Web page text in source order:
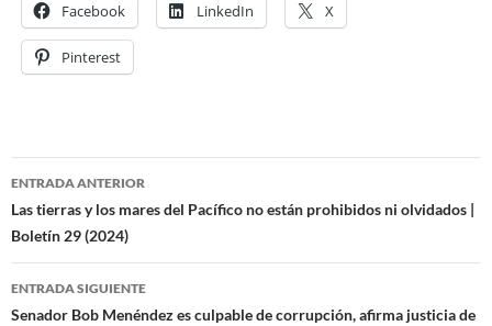
Facebook LinkedIn X
Pinterest
Navegación
de
entradas
ENTRADA ANTERIOR
Las tierras y los mares del Pacífico no están prohibidos ni olvidados |
Boletín 29 (2024)
ENTRADA SIGUIENTE
Senador Bob Menéndez es culpable de corrupción, afirma justicia de